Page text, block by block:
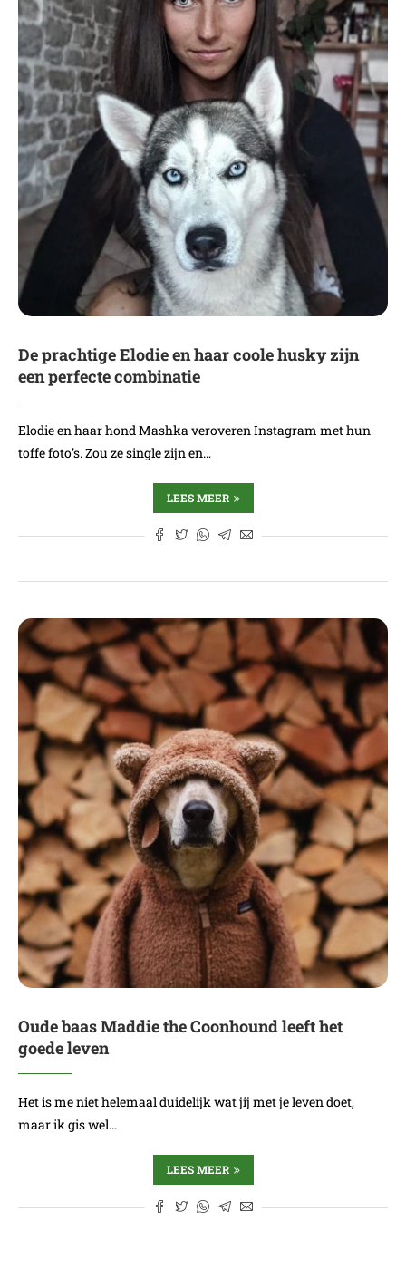
De prachtige Elodie en haar coole husky zijn
een perfecte combinatie
Elodie en haar hond Mashka veroveren Instagram met hun
toffe foto’s. Zou ze single zijn en…
LEES MEER
Oude baas Maddie the Coonhound leeft het
goede leven
Het is me niet helemaal duidelijk wat jij met je leven doet,
maar ik gis wel…
LEES MEER